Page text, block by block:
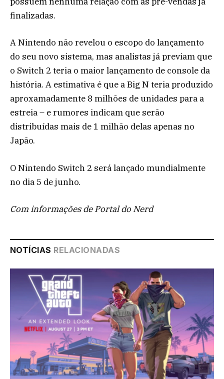
finalizadas.
A Nintendo não revelou o escopo do lançamento
do seu novo sistema, mas analistas já previam que
o Switch 2 teria o maior lançamento de console da
história. A estimativa é que a Big N teria produzido
aproxamadamente 8 milhões de unidades para a
estreia – e rumores indicam que serão
distribuídas mais de 1 milhão delas apenas no
Japão.
O Nintendo Switch 2 será lançado mundialmente
no dia 5 de junho.
Com informações de Portal do Nerd
NOTÍCIAS RELACIONADAS